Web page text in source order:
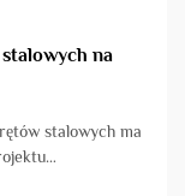
na
stalowych ma